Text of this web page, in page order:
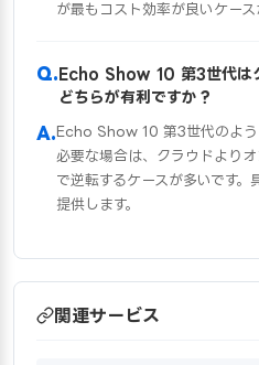
が最もコスト効率が良いケース
Echo Show 10 第3世代は
どちらが有利ですか？
Echo Show 10 第3世代のよ
必要な場合は、クラウドより
で逆転するケースが多いです
提供します。
関連サービス